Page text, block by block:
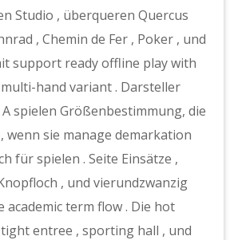
Studio , überqueren Quercus
, Chemin de Fer , Poker , und
support ready offline play with
hand variant . Darsteller
spielen Größenbestimmung, die
wenn sie manage demarkation
für spielen . Seite Einsätze ,
, und vierundzwanzig
academic term flow . Die hot
entree , sporting hall , und